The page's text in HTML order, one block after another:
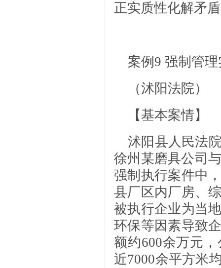
正实质性化解矛
案例9 强制管
（沭阳法院）
【基本案情】
沭阳县人民法
徐州某磨具公司
强制执行案件中
县厂区内厂房、
被执行企业为当
环保等因素导致
额约600余万元
近7000余平方米